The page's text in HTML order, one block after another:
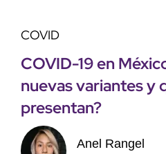
COVID
COVID-19 en
nuevas variantes y
presentan?
Anel Rangel